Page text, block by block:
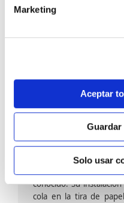
Marketing
Aceptar
Solo usar
barniz
fuegos, se recomienda
dado que el frotar en
colocación es cola
colocación es fácil rápida
Papel pintado calidad
Formado por una
conocido. Su
cola en la tira de